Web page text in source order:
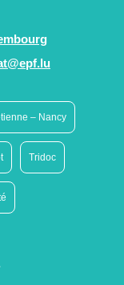
– Nancy
Tridoc